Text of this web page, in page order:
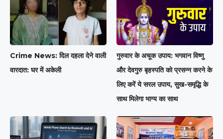
Crime News: दिल दहला देने वाली
वारदात: घर में अकेली
गुरुवार के अचूक उपाय: भगवान विष्णु
और देवगुरु बृहस्पति को प्रसन्न करने के
लिए करें ये सरल उपाय, सुख-समृद्धि के
साथ मिलेगा भाग्य का साथ